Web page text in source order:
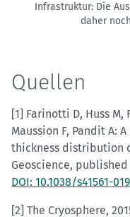
Infrastruktur: Die
daher
Quellen
[1] Farinotti D, Huss M,
Maussion F, Pandit A:
thickness distribution
Geoscience, published
DOI: 10.1038/s41561-​
[2] The Cryosphere,